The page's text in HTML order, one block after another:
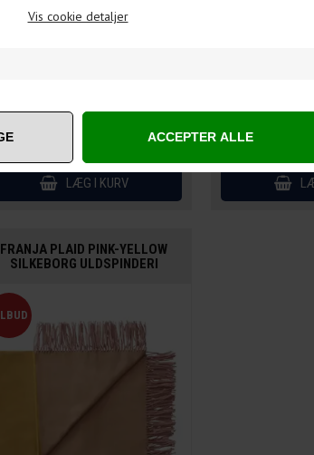
Vis cookie detaljer
FRANJA PLAID PINK-YELLOW
SILKEBORG ULDSPINDERI